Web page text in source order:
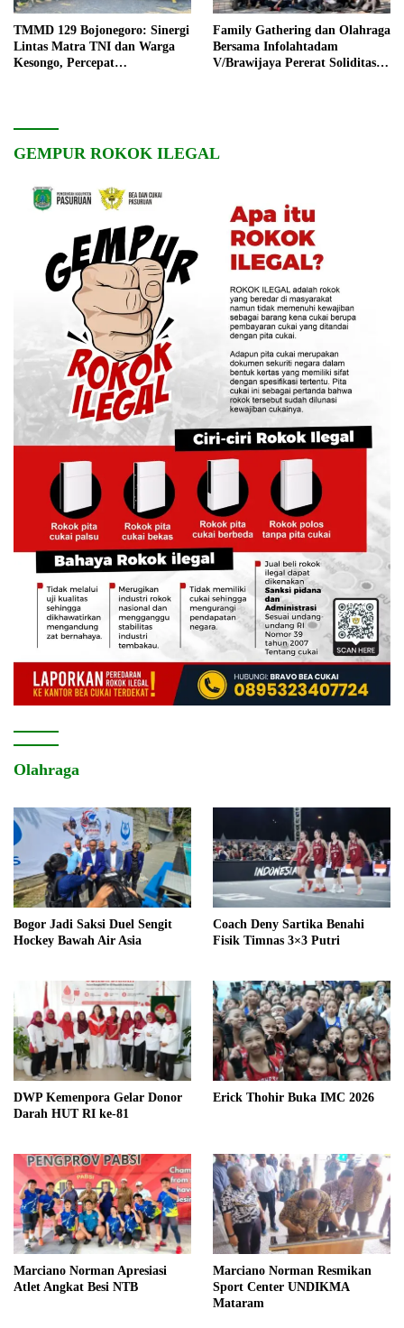
TMMD 129 Bojonegoro: Sinergi
Lintas Matra TNI dan Warga
Kesongo, Percepat
Family Gathering dan Olahraga
Bersama Infolahtadam
V/Brawijaya Pererat Soliditas
GEMPUR ROKOK ILEGAL
Olahraga
Bogor Jadi Saksi Duel Sengit
Hockey Bawah Air Asia
Coach Deny Sartika Benahi
Fisik Timnas 3×3 Putri
DWP Kemenpora Gelar Donor
Darah HUT RI ke-81
Erick Thohir Buka IMC 2026
Marciano Norman Apresiasi
Atlet Angkat Besi NTB
Marciano Norman Resmikan
Sport Center UNDIKMA
Mataram